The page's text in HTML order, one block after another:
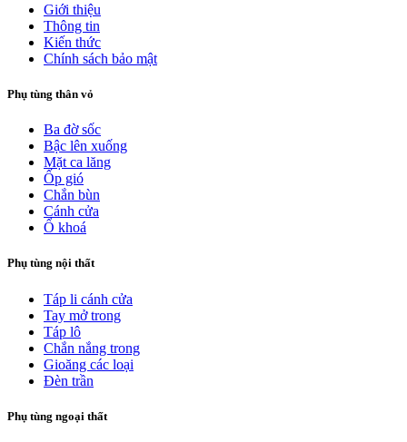
Giới thiệu
Thông tin
Kiến thức
Chính sách bảo mật
Phụ tùng thân vỏ
Ba đờ sốc
Bậc lên xuống
Mặt ca lăng
Ốp gió
Chắn bùn
Cánh cửa
Ổ khoá
Phụ tùng nội thất
Táp li cánh cửa
Tay mở trong
Táp lô
Chắn nắng trong
Gioăng các loại
Đèn trần
Phụ tùng ngoại thất